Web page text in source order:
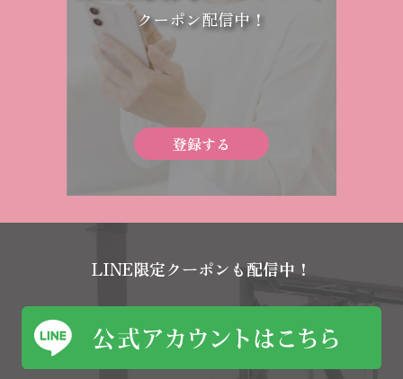
クーポン配信中！
登録する
LINE限定クーポンも配信中！